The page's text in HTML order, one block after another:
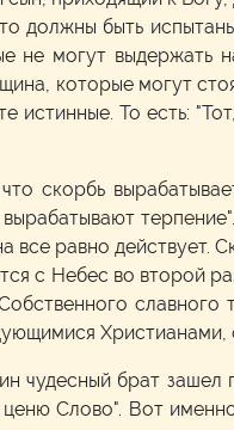
должны быть
не могут выдержать
которые могут
истинные. То есть:
скорбь
все равно действует.
с Небес во второй
Христианами,
чудесный брат зашел
Слово". Вот